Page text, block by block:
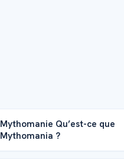
Mythomanie Qu’est-ce que
Mythomania ?